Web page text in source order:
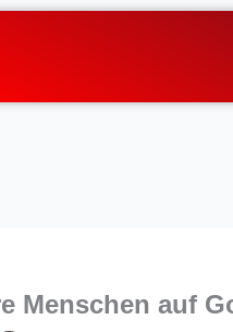
Menschen auf